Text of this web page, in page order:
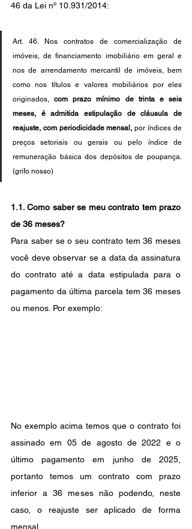
46 da Lei nº 10.931/2014:
Art. 46. Nos contratos de comercialização de
imóveis, de financiamento imobiliário em geral e
nos de arrendamento mercantil de imóveis, bem
como nos títulos e valores mobiliários por eles
originados, com prazo mínimo de trinta e seis
meses, é admitida estipulação de cláusula de
reajuste, com periodicidade mensal, por índices de
preços setoriais ou gerais ou pelo índice de
remuneração básica dos depósitos de poupança.
(grifo nosso)
1.1. Como saber se meu contrato tem prazo
de 36 meses?
Para saber se o seu contrato tem 36 meses
você deve observar se a data da assinatura
do contrato até a data estipulada para o
pagamento da última parcela tem 36 meses
ou menos. Por exemplo:
No exemplo acima temos que o contrato foi
assinado em 05 de agosto de 2022 e o
último pagamento em junho de 2025,
portanto temos um contrato com prazo
inferior a 36 meses não podendo, neste
caso, o reajuste ser aplicado de forma
mensal.